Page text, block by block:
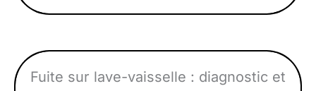
Fuite sur lave-vaisselle : diagnostic et